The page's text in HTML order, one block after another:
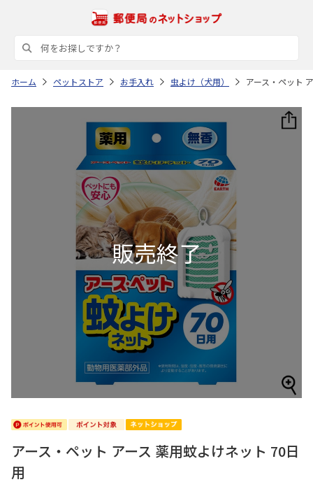
ホーム ペットストア お手入れ 虫よけ（犬用） アース・ペット
アース・ペット アース 薬用蚊よけネット 70日
用